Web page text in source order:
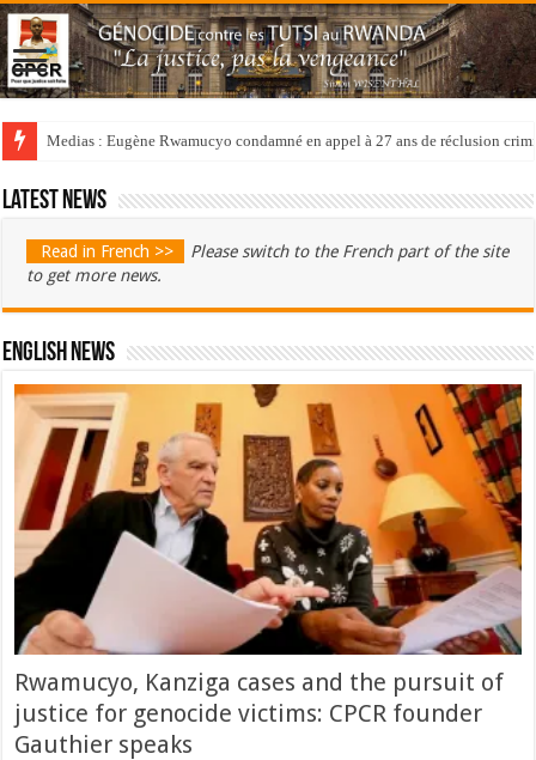
Medias : Eugène Rwamucyo condamné en appel à 27 ans de réclusion
Latest news
Read in French >>
Please switch to the French part of the site
to get more news.
English News
Rwamucyo, Kanziga cases and the pursuit of
justice for genocide victims: CPCR founder
Gauthier speaks